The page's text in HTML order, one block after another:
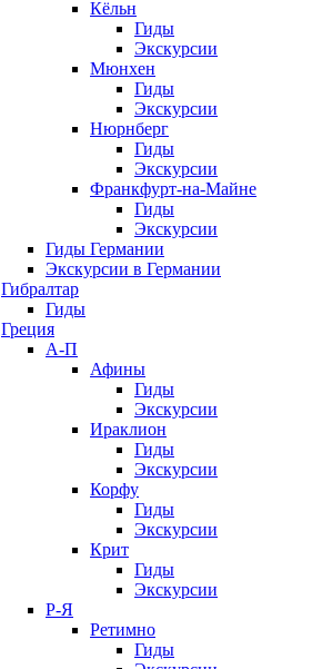
Кёльн
Гиды
Экскурсии
Мюнхен
Гиды
Экскурсии
Нюрнберг
Гиды
Экскурсии
Франкфурт-на-Майне
Гиды
Экскурсии
Гиды Германии
Экскурсии в Германии
Гибралтар
Гиды
Греция
А-П
Афины
Гиды
Экскурсии
Ираклион
Гиды
Экскурсии
Корфу
Гиды
Экскурсии
Крит
Гиды
Экскурсии
Р-Я
Ретимно
Гиды